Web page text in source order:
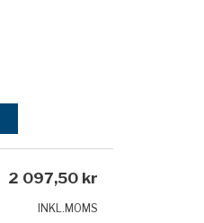
2 097,50 kr
INKL.MOMS